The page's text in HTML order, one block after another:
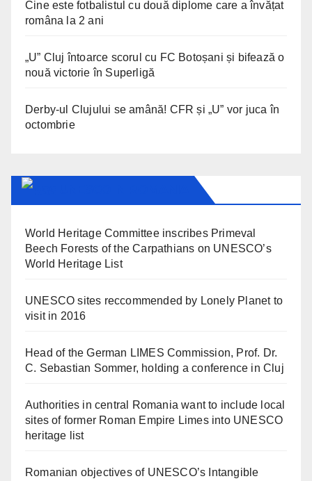
Cine este fotbalistul cu două diplome care a învățat
româna la 2 ani
„U” Cluj întoarce scorul cu FC Botoșani și bifează o
nouă victorie în Superligă
Derby-ul Clujului se amână! CFR și „U” vor juca în
octombrie
World Heritage Committee inscribes Primeval
Beech Forests of the Carpathians on UNESCO’s
World Heritage List
UNESCO sites reccommended by Lonely Planet to
visit in 2016
Head of the German LIMES Commission, Prof. Dr.
C. Sebastian Sommer, holding a conference in Cluj
Authorities in central Romania want to include local
sites of former Roman Empire Limes into UNESCO
heritage list
Romanian objectives of UNESCO’s Intangible